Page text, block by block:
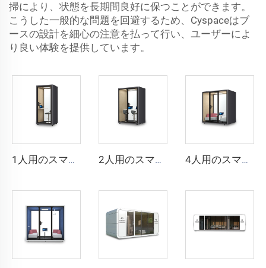
掃により、状態を長期間良好に保つことができます。
こうした一般的な問題を回避するため、Cyspaceはブ
ースの設計を細心の注意を払って行い、ユーザーによ
り良い体験を提供しています。
1人用のスマートで防音性の高いブース - Cyspace Y PROシリーズ 2人用のスマートで防音性の高いブース - Cyspace Y PROシリーズ 4人用のスマートで防音ブース - Cyspace Y PROシリーズ